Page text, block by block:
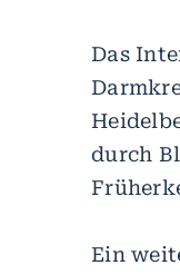
Das
durch
Ein